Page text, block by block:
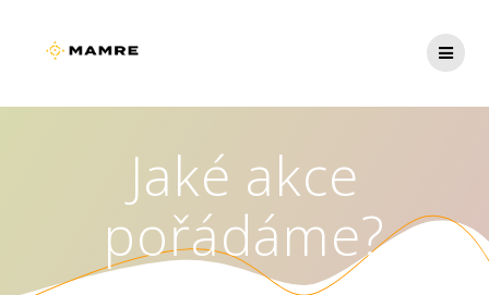
Jaké akce
pořádáme?